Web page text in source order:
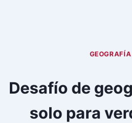
GEOGRAFÍA
Desafío de
solo para